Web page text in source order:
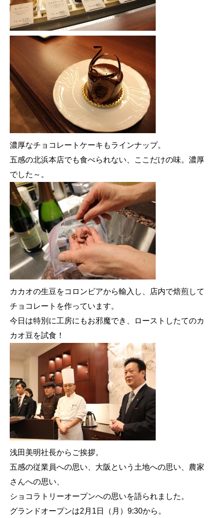
濃厚なチョコレートケーキもラインナップ。
五感の北浜本店でも食べられない、ここだけの味。濃厚
でした～。
カカオの生豆をコロンビアから輸入し、店内で焙煎して
チョコレートを作っています。
今日は特別に工房にもお邪魔でき、ローストしたてのカ
カオ豆を試食！
浅田美明社長からご挨拶。
五感の従業員への思い、大阪という土地への思い、農家
さんへの思い、
ショコラトリーオープンへの思いを語られました。
グランドオープンは2月1日（月）9:30から。